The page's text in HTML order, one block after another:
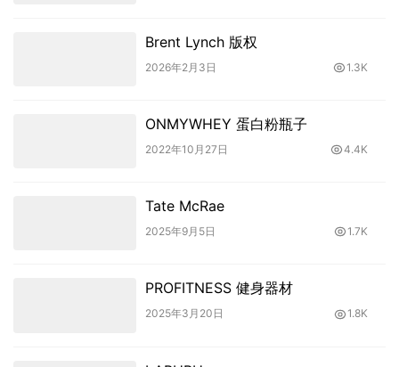
Brent Lynch 版权
2026年2月3日 1.3K
ONMYWHEY 蛋白粉瓶子
2022年10月27日 4.4K
Tate McRae
2025年9月5日 1.7K
PROFITNESS 健身器材
2025年3月20日 1.8K